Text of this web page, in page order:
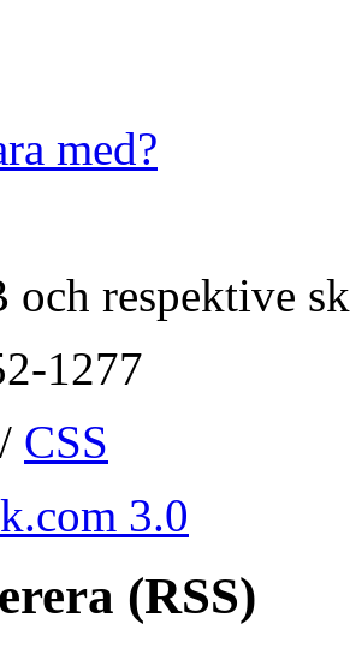
med?
respektive
1277
/ CSS
3.0
(RSS)